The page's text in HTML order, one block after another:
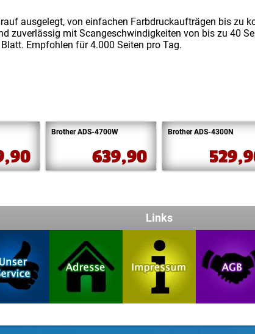
ausgelegt, von einfachen Farbdruckaufträgen bis zu
zuverlässig mit Scangeschwindigkeiten von bis zu 40
Empfohlen für 4.000 Seiten pro Tag.
Brother ADS-4700W
639,90
Brother ADS-4300N
Links